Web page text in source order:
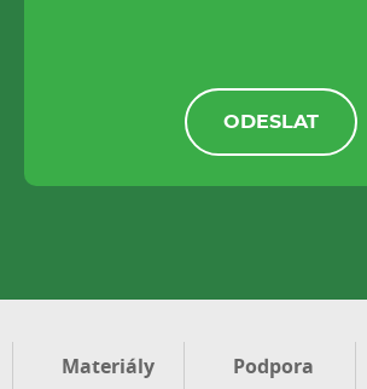
ODESLAT
Materiály
Podpora